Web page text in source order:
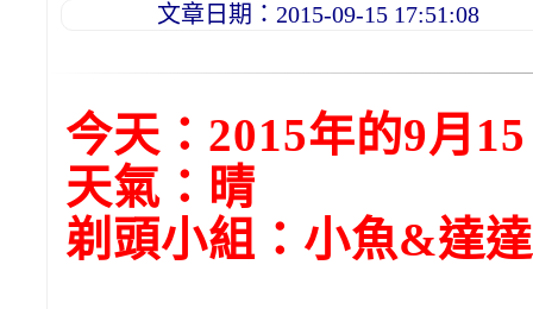
文章日期：2015-09-15 17:51:08
今天：2015年的9月
天氣：晴
剃頭小組：小魚&達達